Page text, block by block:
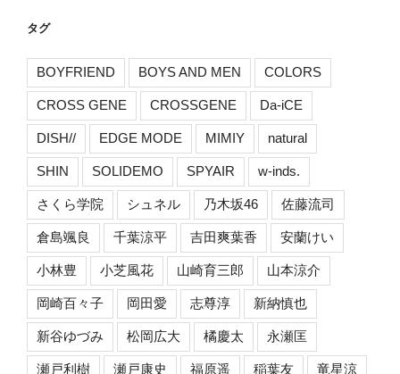
タグ
BOYFRIEND BOYS AND MEN COLORS
CROSS GENE CROSSGENE Da-iCE
DISH// EDGE MODE MIMIY natural
SHIN SOLIDEMO SPYAIR w-inds.
さくら学院 シュネル 乃木坂46 佐藤流司
倉島颯良 千葉涼平 吉田爽葉香 安蘭けい
小林豊 小芝風花 山崎育三郎 山本涼介
岡崎百々子 岡田愛 志尊淳 新納慎也
新谷ゆづみ 松岡広大 橘慶太 永瀬匡
瀬戸利樹 瀬戸康史 福原遥 稲葉友 竜星涼